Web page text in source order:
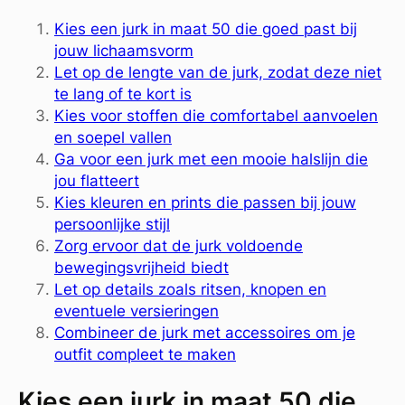
Kies een jurk in maat 50 die goed past bij
jouw lichaamsvorm
Let op de lengte van de jurk, zodat deze niet
te lang of te kort is
Kies voor stoffen die comfortabel aanvoelen
en soepel vallen
Ga voor een jurk met een mooie halslijn die
jou flatteert
Kies kleuren en prints die passen bij jouw
persoonlijke stijl
Zorg ervoor dat de jurk voldoende
bewegingsvrijheid biedt
Let op details zoals ritsen, knopen en
eventuele versieringen
Combineer de jurk met accessoires om je
outfit compleet te maken